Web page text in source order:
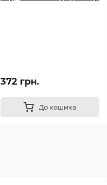
372 грн.
До кошика